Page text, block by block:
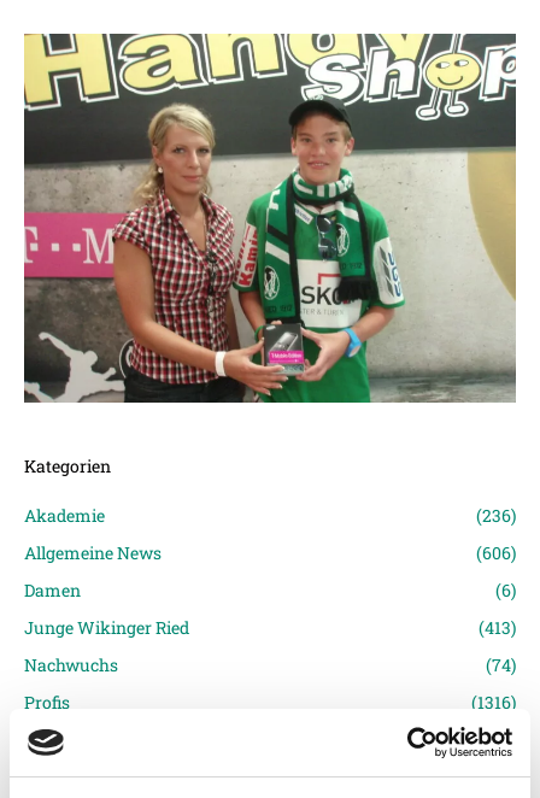
Kategorien
Akademie
(236)
Allgemeine News
(606)
Damen
(6)
Junge Wikinger Ried
(413)
Nachwuchs
(74)
Profis
(1316)
Ticketing
(91)
Unkategorisiert
(2867)